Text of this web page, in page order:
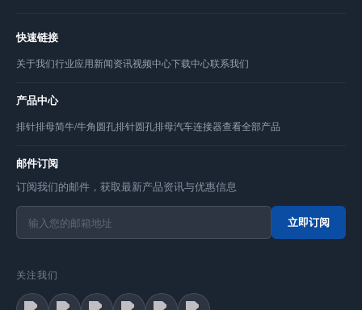
快速链接
关于我们行业应用新闻资讯视频中心下载中心联系我们
产品中心
排针排母简牛/牛角圆孔排针圆孔排母汽车连接器查看全部产品
邮件订阅
订阅我们的邮件，获取最新产品资讯与优惠信息
立即订阅
关注我们